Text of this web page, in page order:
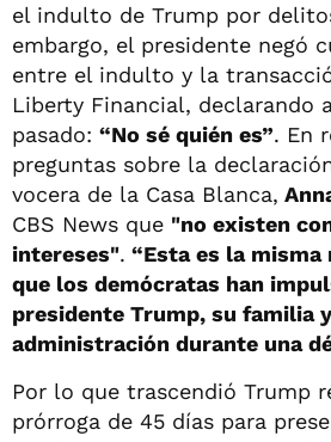
el indulto de Trump por
embargo, el presidente negó
entre el indulto y la
Liberty Financial, declarando
pasado: “No sé quién es”. En
preguntas sobre la
vocera de la Casa Blanca,
CBS News que "no existen
intereses". “Esta es la
que los demócratas han
presidente Trump, su familia
administración durante una
Por lo que trascendió Trump
prórroga de 45 días para